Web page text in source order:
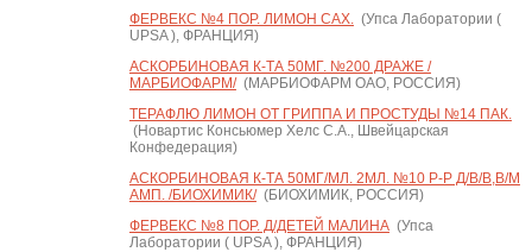
ФЕРВЕКС №4 ПОР. ЛИМОН САХ.(Упса Лаборатории (
UPSA ), ФРАНЦИЯ)
АСКОРБИНОВАЯ К-ТА 50МГ. №200 ДРАЖЕ /
МАРБИОФАРМ/(МАРБИОФАРМ ОАО, РОССИЯ)
ТЕРАФЛЮ ЛИМОН ОТ ГРИППА И ПРОСТУДЫ №14 ПАК.
(Новартис Консьюмер Хелс С.А., Швейцарская
Конфедерация)
АСКОРБИНОВАЯ К-ТА 50МГ/МЛ. 2МЛ. №10 Р-Р Д/В/В,В/М
АМП. /БИОХИМИК/(БИОХИМИК, РОССИЯ)
ФЕРВЕКС №8 ПОР. Д/ДЕТЕЙ МАЛИНА(Упса
Лаборатории ( UPSA ), ФРАНЦИЯ)